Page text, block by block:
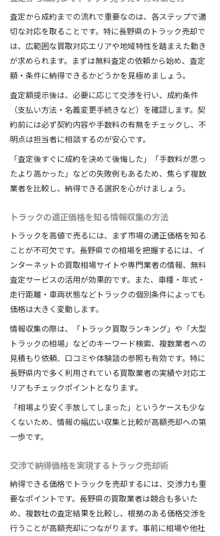
査定から成約までの流れで重要なのは、各ステップで適
切な対応を取ることです。特に長野県のトラック売却で
は、広範囲な買取対応エリアや地域特性を踏まえた動き
が求められます。まずは無料査定の依頼から始め、査定
額・条件に納得できるかどうかを見極めましょう。
査定額提示後は、必要に応じて交渉を行い、成約条件
（支払い方法・名義変更手続きなど）を確認します。契
約前には必ず契約内容や手数料の有無をチェックし、不
明点は担当者に相談するのが安心です。
「査定後すぐに成約を決めて後悔した」「手数料が思っ
たより高かった」などの失敗例もあるため、焦らず複数
業者を比較し、納得できる選択を心がけましょう。
トラックの適正価格を知る情報収集の方法
トラックを高値で売るには、まず市場の適正価格を知る
ことが不可欠です。長野県での相場を把握するには、イ
ンターネットの買取相場サイトや専門業者の情報、無料
査定サービスの活用が効果的です。また、車種・年式・
走行距離・車両状態などトラックの個別条件によっても
価格は大きく変動します。
情報収集の際は、「トラック買取ランキング」や「大型
トラックの相場」などのキーワード検索、複数業者への
見積もり依頼、口コミや体験談の参照も有効です。特に
長野県内で多く利用されている買取業者の実績や対応エ
リアもチェックポイントとなります。
「相場より安く手放してしまった」というケースも少な
くないため、情報の幅広い収集と比較が高額売却への第
一歩です。
交渉で納得価格を実現するトラック売却術
納得できる価格でトラックを売却するには、交渉力も重
要なポイントです。長野県の買取業者は競合も多いた
め、複数社の査定結果を比較し、根拠のある価格交渉を
行うことが高額売却につながります。事前に相場や他社